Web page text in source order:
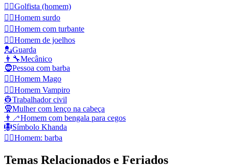
🏌️‍♂️Golfista (homem)
🧏‍♂️Homem surdo
👳‍♂️Homem com turbante
🧎‍♂️Homem de joelhos
💂Guarda
👨‍🔧Mecânico
🧔Pessoa com barba
🧙‍♂️Homem Mago
🧛‍♂️Homem Vampiro
👷Trabalhador civil
🧕Mulher com lenço na cabeça
👨‍🦯Homem com bengala para cegos
🪯Símbolo Khanda
🧔‍♂️Homem: barba
Temas Relacionados e Feriados